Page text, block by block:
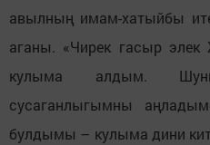
авылның имам-хатыйбы
аганы. «Чирек гасыр элек
кулыма алдым.
сусаганлыгымны
булдымы – кулыма дини